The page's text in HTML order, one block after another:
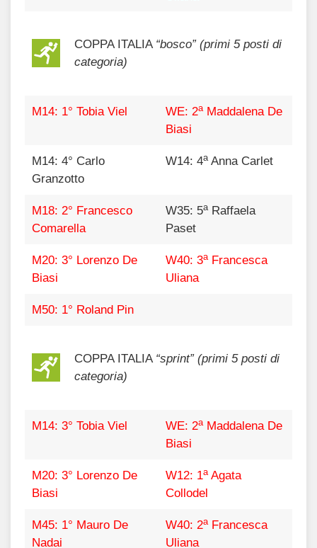
COPPA ITALIA “bosco” (primi 5 posti di
categoria)
M14: 1° Tobia Viel WE: 2aMaddalena De
Biasi
M14: 4° Carlo
Granzotto
W14: 4aAnna Carlet
M18: 2° Francesco
Comarella
W35: 5aRaffaela
Paset
M20: 3° Lorenzo De
Biasi
W40: 3aFrancesca
Uliana
M50: 1° Roland Pin
COPPA ITALIA “sprint” (primi 5 posti di
categoria)
M14: 3° Tobia Viel WE: 2aMaddalena De
Biasi
M20: 3° Lorenzo De
Biasi
W12: 1aAgata
Collodel
M45: 1° Mauro De
Nadai
W40: 2aFrancesca
Uliana